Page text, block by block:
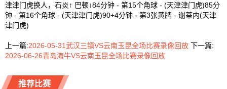
津津门虎换人，石炎↑ 巴顿↓84分钟 - 第15个角球 - (天津津门虎)85分
钟 - 第16个角球 - (天津津门虎)90+4分钟 - 第3张黄牌 - 谢蒂内(天津
津门虎)
上一篇:2026-05-31武汉三镇VS云南玉昆全场比赛录像回放 下一篇:
2026-06-26青岛海牛VS云南玉昆全场比赛录像回放
推荐比赛